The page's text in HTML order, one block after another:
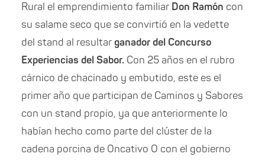
Rural el emprendimiento familiar Don Ramón con
su salame seco que se convirtió en la vedette
del stand al resultarganador del Concurso
Experiencias del Sabor. Con 25 años en el rubro
cárnico de chacinado y embutido, este es el
primer año que participan de Caminos y Sabores
con un stand propio, ya que anteriormente lo
habían hecho como parte del clúster de la
cadena porcina de Oncativo O con el gobierno